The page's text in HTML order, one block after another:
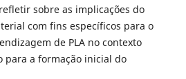
sobre as implicações do
com fins específicos para o
de PLA no contexto
para a formação inicial do